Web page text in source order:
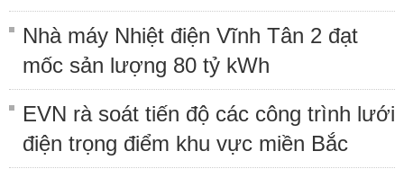
Nhà máy Nhiệt điện Vĩnh Tân 2 đạt
mốc sản lượng 80 tỷ kWh
EVN rà soát tiến độ các công trình lưới
điện trọng điểm khu vực miền Bắc